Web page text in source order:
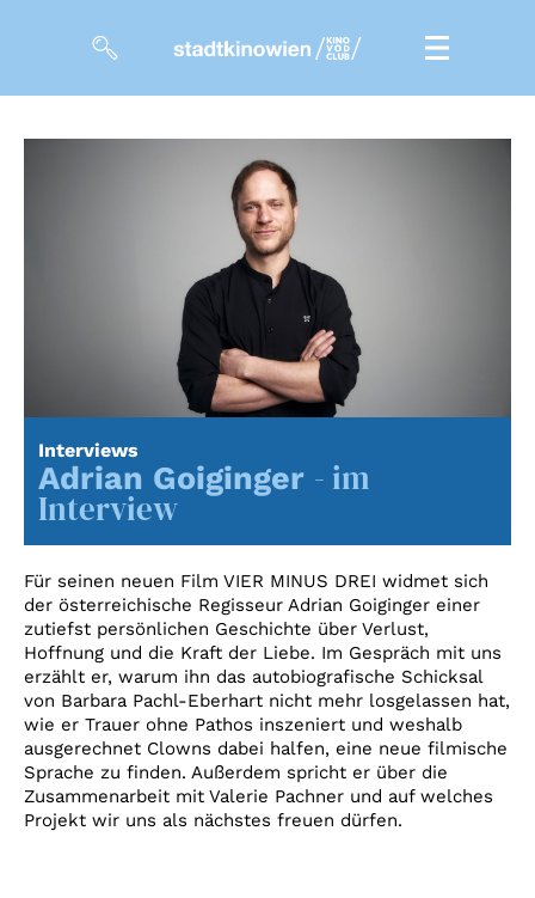
Magazin
Kuratierungen
Events
So geht’s
Filmpakete
Gutscheine
& Filmpässe
Account
Suche
Interviews
Adrian Goiginger - im
Interview
Für seinen neuen Film VIER MINUS DREI widmet sich
der österreichische Regisseur Adrian Goiginger einer
zutiefst persönlichen Geschichte über Verlust,
Hoffnung und die Kraft der Liebe. Im Gespräch mit uns
erzählt er, warum ihn das autobiografische Schicksal
von Barbara Pachl-Eberhart nicht mehr losgelassen hat,
wie er Trauer ohne Pathos inszeniert und weshalb
ausgerechnet Clowns dabei halfen, eine neue filmische
Sprache zu finden. Außerdem spricht er über die
Zusammenarbeit mit Valerie Pachner und auf welches
Projekt wir uns als nächstes freuen dürfen.